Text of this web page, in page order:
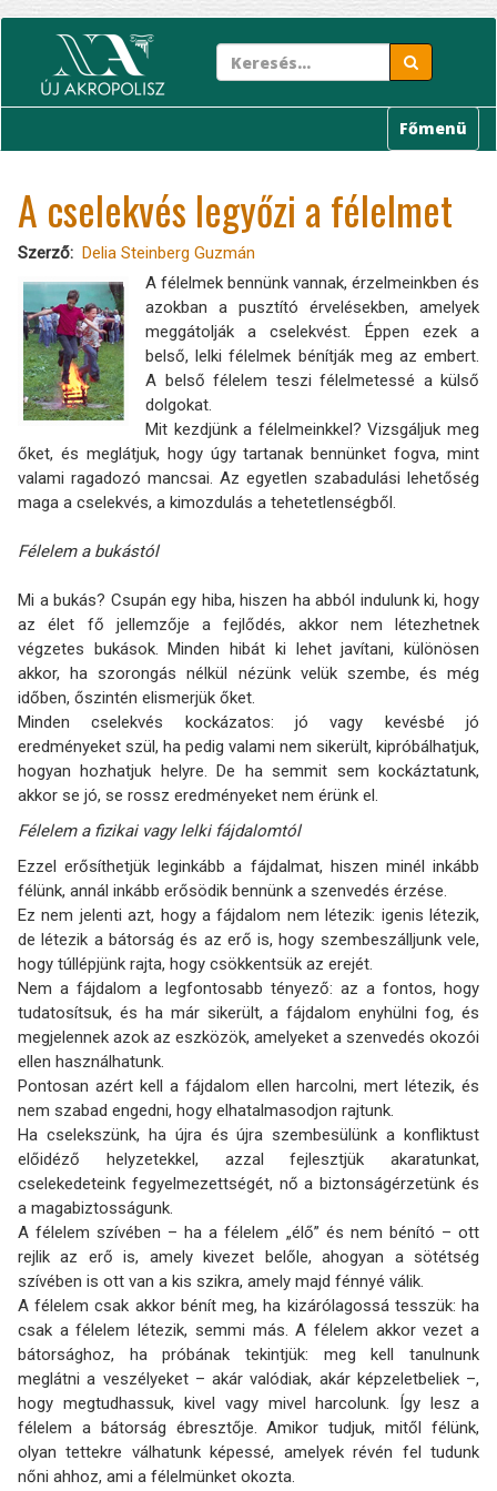
tartalomra
Főmenü
A cselekvés legyőzi a félelmet
Szerző
Delia Steinberg Guzmán
A félelmek bennünk vannak, érzelmeinkben és
azokban a pusztító érvelésekben, amelyek
meggátolják a cselekvést. Éppen ezek a
belső, lelki félelmek bénítják meg az embert.
A belső félelem teszi félelmetessé a külső
dolgokat.
Mit kezdjünk a félelmeinkkel? Vizsgáljuk meg
őket, és meglátjuk, hogy úgy tartanak bennünket fogva, mint
valami ragadozó mancsai. Az egyetlen szabadulási lehetőség
maga a cselekvés, a kimozdulás a tehetetlenségből.
Félelem a bukástól
Mi a bukás? Csupán egy hiba, hiszen ha abból indulunk ki, hogy
az élet fő jellemzője a fejlődés, akkor nem létezhetnek
végzetes bukások. Minden hibát ki lehet javítani, különösen
akkor, ha szorongás nélkül nézünk velük szembe, és még
időben, őszintén elismerjük őket.
Minden cselekvés kockázatos: jó vagy kevésbé jó
eredményeket szül, ha pedig valami nem sikerült, kipróbálhatjuk,
hogyan hozhatjuk helyre. De ha semmit sem kockáztatunk,
akkor se jó, se rossz eredményeket nem érünk el.
Félelem a fizikai vagy lelki fájdalomtól
Ezzel erősíthetjük leginkább a fájdalmat, hiszen minél inkább
félünk, annál inkább erősödik bennünk a szenvedés érzése.
Ez nem jelenti azt, hogy a fájdalom nem létezik: igenis létezik,
de létezik a bátorság és az erő is, hogy szembeszálljunk vele,
hogy túllépjünk rajta, hogy csökkentsük az erejét.
Nem a fájdalom a legfontosabb tényező: az a fontos, hogy
tudatosítsuk, és ha már sikerült, a fájdalom enyhülni fog, és
megjelennek azok az eszközök, amelyeket a szenvedés okozói
ellen használhatunk.
Pontosan azért kell a fájdalom ellen harcolni, mert létezik, és
nem szabad engedni, hogy elhatalmasodjon rajtunk.
Ha cselekszünk, ha újra és újra szembesülünk a konfliktust
előidéző helyzetekkel, azzal fejlesztjük akaratunkat,
cselekedeteink fegyelmezettségét, nő a biztonságérzetünk és
a magabiztosságunk.
A félelem szívében – ha a félelem „élő” és nem bénító – ott
rejlik az erő is, amely kivezet belőle, ahogyan a sötétség
szívében is ott van a kis szikra, amely majd fénnyé válik.
A félelem csak akkor bénít meg, ha kizárólagossá tesszük: ha
csak a félelem létezik, semmi más. A félelem akkor vezet a
bátorsághoz, ha próbának tekintjük: meg kell tanulnunk
meglátni a veszélyeket – akár valódiak, akár képzeletbeliek –,
hogy megtudhassuk, kivel vagy mivel harcolunk. Így lesz a
félelem a bátorság ébresztője. Amikor tudjuk, mitől félünk,
olyan tettekre válhatunk képessé, amelyek révén fel tudunk
nőni ahhoz, ami a félelmünket okozta.